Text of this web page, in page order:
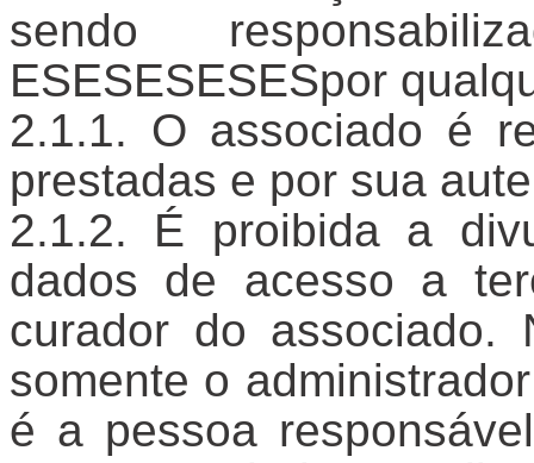
sendo
ESESESESESpor
O associado é
prestadas e por sua
É proibida a
dados de acesso a
curador do associado.
somente o
é a pessoa